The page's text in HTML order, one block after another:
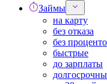
Займы
на карту
без отказа
без
быстрые
до зарплаты